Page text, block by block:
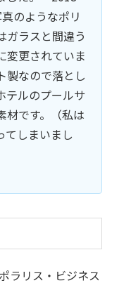
のようなポリ
ガラスと間違う
変更されていま
なので落とし
ルのプールサ
材です。（私は
てしまいまし
ラリス・ビジネス